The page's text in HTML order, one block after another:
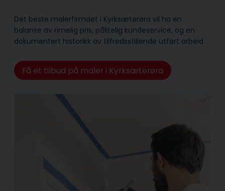
Det beste malerfirmaet i Kyrksæterøra vil ha en
balanse av rimelig pris, pålitelig kunde­service, og en
dokumentert historikk av tilfredsstillende utført arbeid.
Få et tilbud på maler i Kyrksæterøra